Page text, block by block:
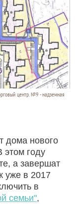
центр. №9 - надземная
дома нового
году
а завершат
уже в 2017
в
семьи",